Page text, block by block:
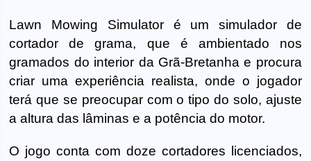
Lawn Mowing Simulator é um simulador de
cortador de grama, que é ambientado nos
gramados do interior da Grã-Bretanha e procura
criar uma experiência realista, onde o jogador
terá que se preocupar com o tipo do solo, ajuste
a altura das lâminas e a potência do motor.
O jogo conta com doze cortadores licenciados,